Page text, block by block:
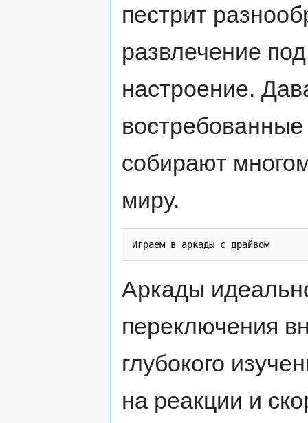
пестрит
развлечение
настроение.
собирают
миру.
Аркады
переключения
глубокого
на реакции и